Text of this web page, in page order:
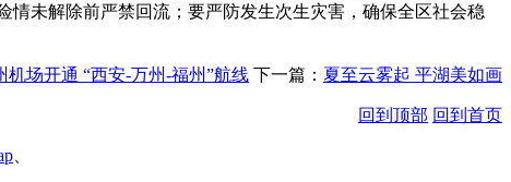
未解除前严禁回流；要严防发生次生灾害，确保全区社会稳
机场开通 “西安-万州-福州”航线 下一篇： 夏至云雾起 平湖美如画
回到顶部 回到首页